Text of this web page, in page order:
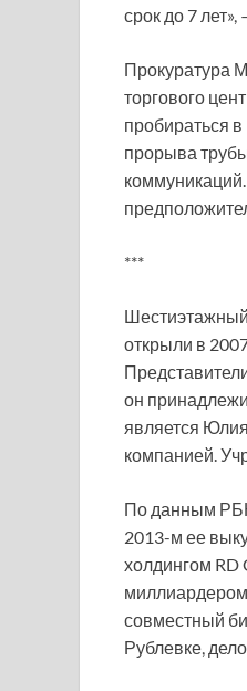
срок до 7
Прокуратура
торгового
пробираться
прорыва
***
открыли в
он
является
компанией.
По данным
2013-м ее
холдингом RD
совместный
Рублевке,